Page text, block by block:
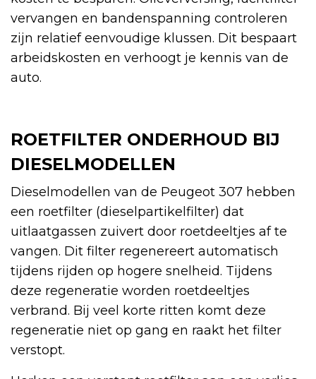
vervangen en bandenspanning controleren
zijn relatief eenvoudige klussen. Dit bespaart
arbeidskosten en verhoogt je kennis van de
auto.
ROETFILTER ONDERHOUD BIJ
DIESELMODELLEN
Dieselmodellen van de Peugeot 307 hebben
een roetfilter (dieselpartikelfilter) dat
uitlaatgassen zuivert door roetdeeltjes af te
vangen. Dit filter regenereert automatisch
tijdens rijden op hogere snelheid. Tijdens
deze regeneratie worden roetdeeltjes
verbrand. Bij veel korte ritten komt deze
regeneratie niet op gang en raakt het filter
verstopt.